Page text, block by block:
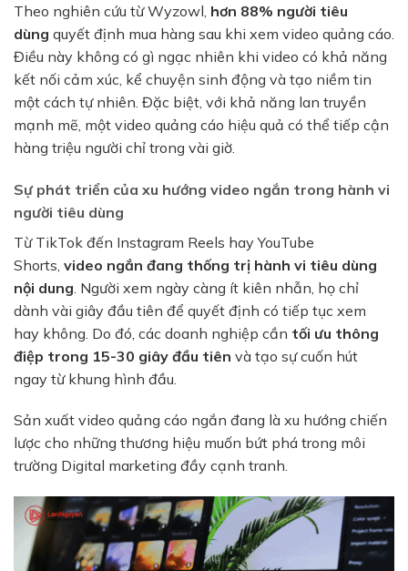
Theo nghiên cứu từ Wyzowl, hơn 88% người tiêu
dùng quyết định mua hàng sau khi xem video quảng cáo.
Điều này không có gì ngạc nhiên khi video có khả năng
kết nối cảm xúc, kể chuyện sinh động và tạo niềm tin
một cách tự nhiên. Đặc biệt, với khả năng lan truyền
mạnh mẽ, một video quảng cáo hiệu quả có thể tiếp cận
hàng triệu người chỉ trong vài giờ.
Sự phát triển của xu hướng video ngắn trong hành vi
người tiêu dùng
Từ TikTok đến Instagram Reels hay YouTube
Shorts, video ngắn đang thống trị hành vi tiêu dùng
nội dung . Người xem ngày càng ít kiên nhẫn, họ chỉ
dành vài giây đầu tiên để quyết định có tiếp tục xem
hay không. Do đó, các doanh nghiệp cần tối ưu thông
điệp trong 15-30 giây đầu tiên và tạo sự cuốn hút
ngay từ khung hình đầu.
Sản xuất video quảng cáo ngắn đang là xu hướng chiến
lược cho những thương hiệu muốn bứt phá trong môi
trường Digital marketing đầy cạnh tranh.